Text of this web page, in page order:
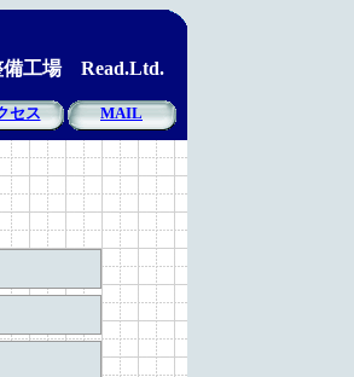
工場 Read.Ltd.
セス MAIL